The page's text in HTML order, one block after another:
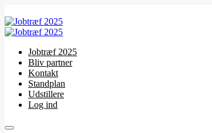
Jobtræf 2025
Bliv partner
Kontakt
Standplan
Udstillere
Log ind